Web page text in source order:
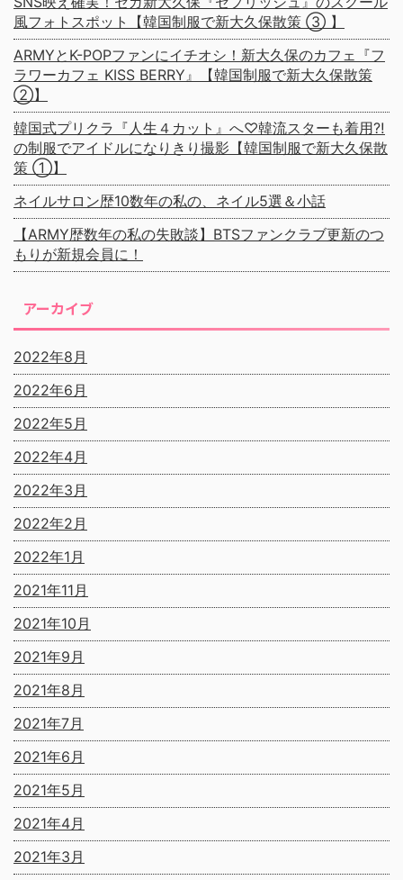
風フォトスポット【韓国制服で新大久保散策 ③ 】
ARMYとK-POPファンにイチオシ！新大久保のカフェ『フ
ラワーカフェ KISS BERRY』【韓国制服で新大久保散策
②】
韓国式プリクラ『人生４カット』へ♡韓流スターも着用⁈
の制服でアイドルになりきり撮影【韓国制服で新大久保散
策 ①】
ネイルサロン歴10数年の私の、ネイル5選＆小話
【ARMY歴数年の私の失敗談】BTSファンクラブ更新のつ
もりが新規会員に！
アーカイブ
2022年8月
2022年6月
2022年5月
2022年4月
2022年3月
2022年2月
2022年1月
2021年11月
2021年10月
2021年9月
2021年8月
2021年7月
2021年6月
2021年5月
2021年4月
2021年3月